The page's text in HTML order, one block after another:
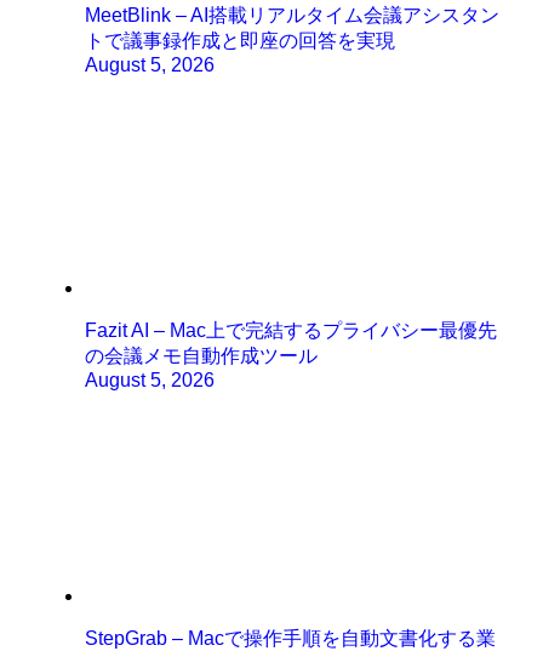
MeetBlink – AI搭載リアルタイム会議アシスタン
トで議事録作成と即座の回答を実現
August 5, 2026
Fazit AI – Mac上で完結するプライバシー最優先
の会議メモ自動作成ツール
August 5, 2026
StepGrab – Macで操作手順を自動文書化する業